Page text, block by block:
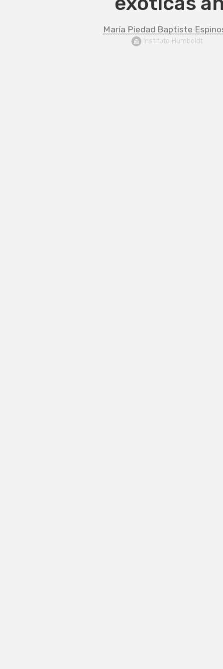
María Piedad Baptiste
Instituto Humboldt